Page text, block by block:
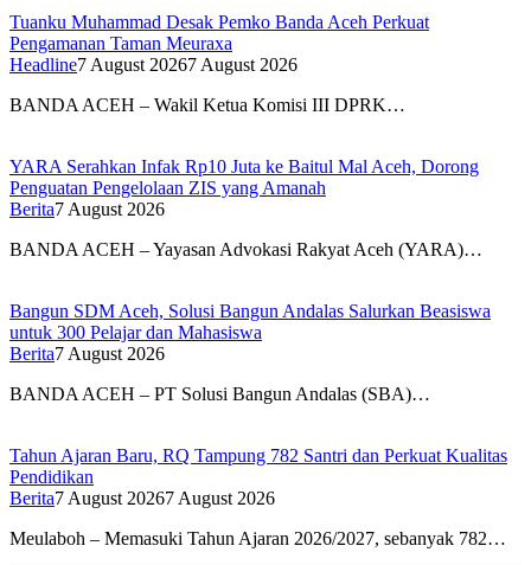
Tuanku Muhammad Desak Pemko Banda Aceh Perkuat
Pengamanan Taman Meuraxa
Headline7 August 20267 August 2026
BANDA ACEH – Wakil Ketua Komisi III DPRK…
YARA Serahkan Infak Rp10 Juta ke Baitul Mal Aceh, Dorong
Penguatan Pengelolaan ZIS yang Amanah
Berita7 August 2026
BANDA ACEH – Yayasan Advokasi Rakyat Aceh (YARA)…
Bangun SDM Aceh, Solusi Bangun Andalas Salurkan Beasiswa
untuk 300 Pelajar dan Mahasiswa
Berita7 August 2026
BANDA ACEH – PT Solusi Bangun Andalas (SBA)…
Tahun Ajaran Baru, RQ Tampung 782 Santri dan Perkuat Kualitas
Pendidikan
Berita7 August 20267 August 2026
Meulaboh – Memasuki Tahun Ajaran 2026/2027, sebanyak 782…